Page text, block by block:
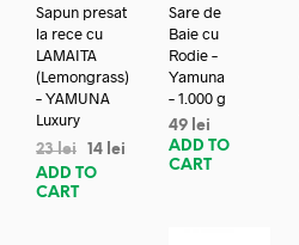
Sapun presat
la rece cu
LAMAITA
(Lemongrass)
– YAMUNA
Luxury
23lei 14 lei
ADD TO
CART
Sare de
Baie cu
Rodie –
Yamuna
– 1.000 g
49 lei
ADD TO
CART